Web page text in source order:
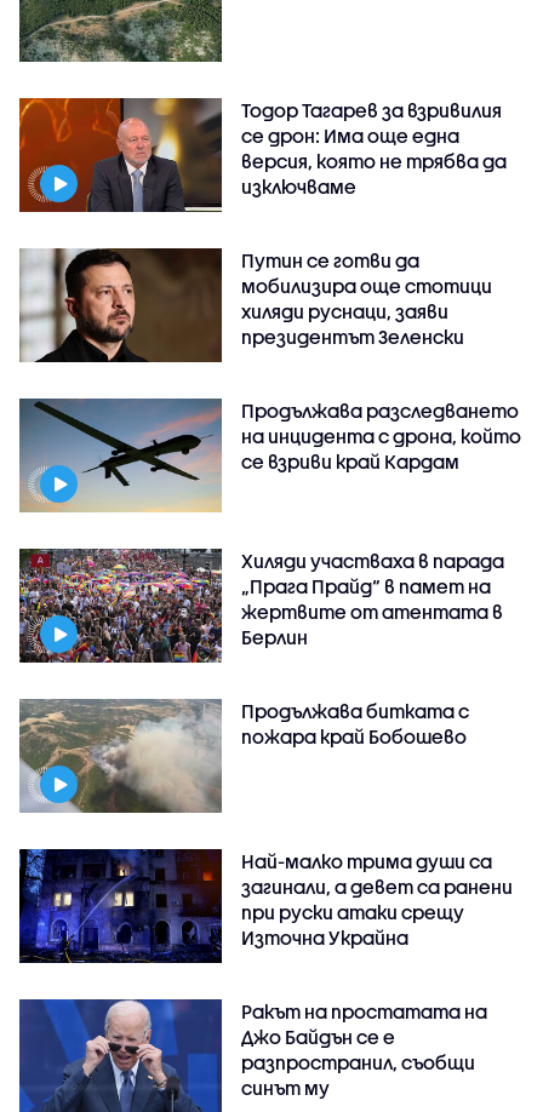
Тодор Тагарев за взривилия
се дрон: Има още една
версия, която не трябва да
изключваме
Путин се готви да
мобилизира още стотици
хиляди руснаци, заяви
президентът Зеленски
Продължава разследването
на инцидента с дрона, който
се взриви край Кардам
Хиляди участваха в парада
„Прага Прайд“ в памет на
жертвите от атентата в
Берлин
Продължава битката с
пожара край Бобошево
Най-малко трима души са
загинали, а девет са ранени
при руски атаки срещу
Източна Украйна
Ракът на простатата на
Джо Байдън се е
разпространил, съобщи
синът му